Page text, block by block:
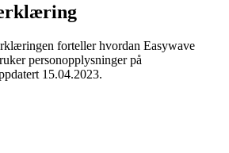
forteller hvordan Easywave
personopplysninger på
15.04.2023.